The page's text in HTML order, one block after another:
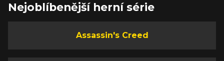
Nejoblíbenější herní série
Assassin's Creed